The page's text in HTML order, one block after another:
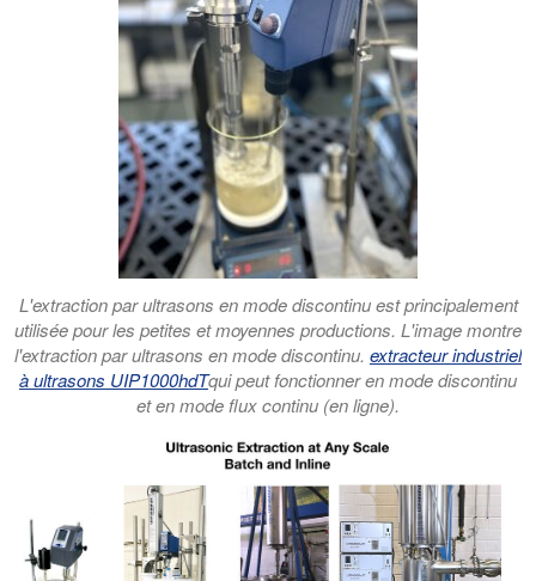
L'extraction par ultrasons en mode discontinu est principalement
utilisée pour les petites et moyennes productions. L'image montre
l'extraction par ultrasons en mode discontinu. extracteur industriel
à ultrasons UIP1000hdTqui peut fonctionner en mode discontinu
et en mode flux continu (en ligne).